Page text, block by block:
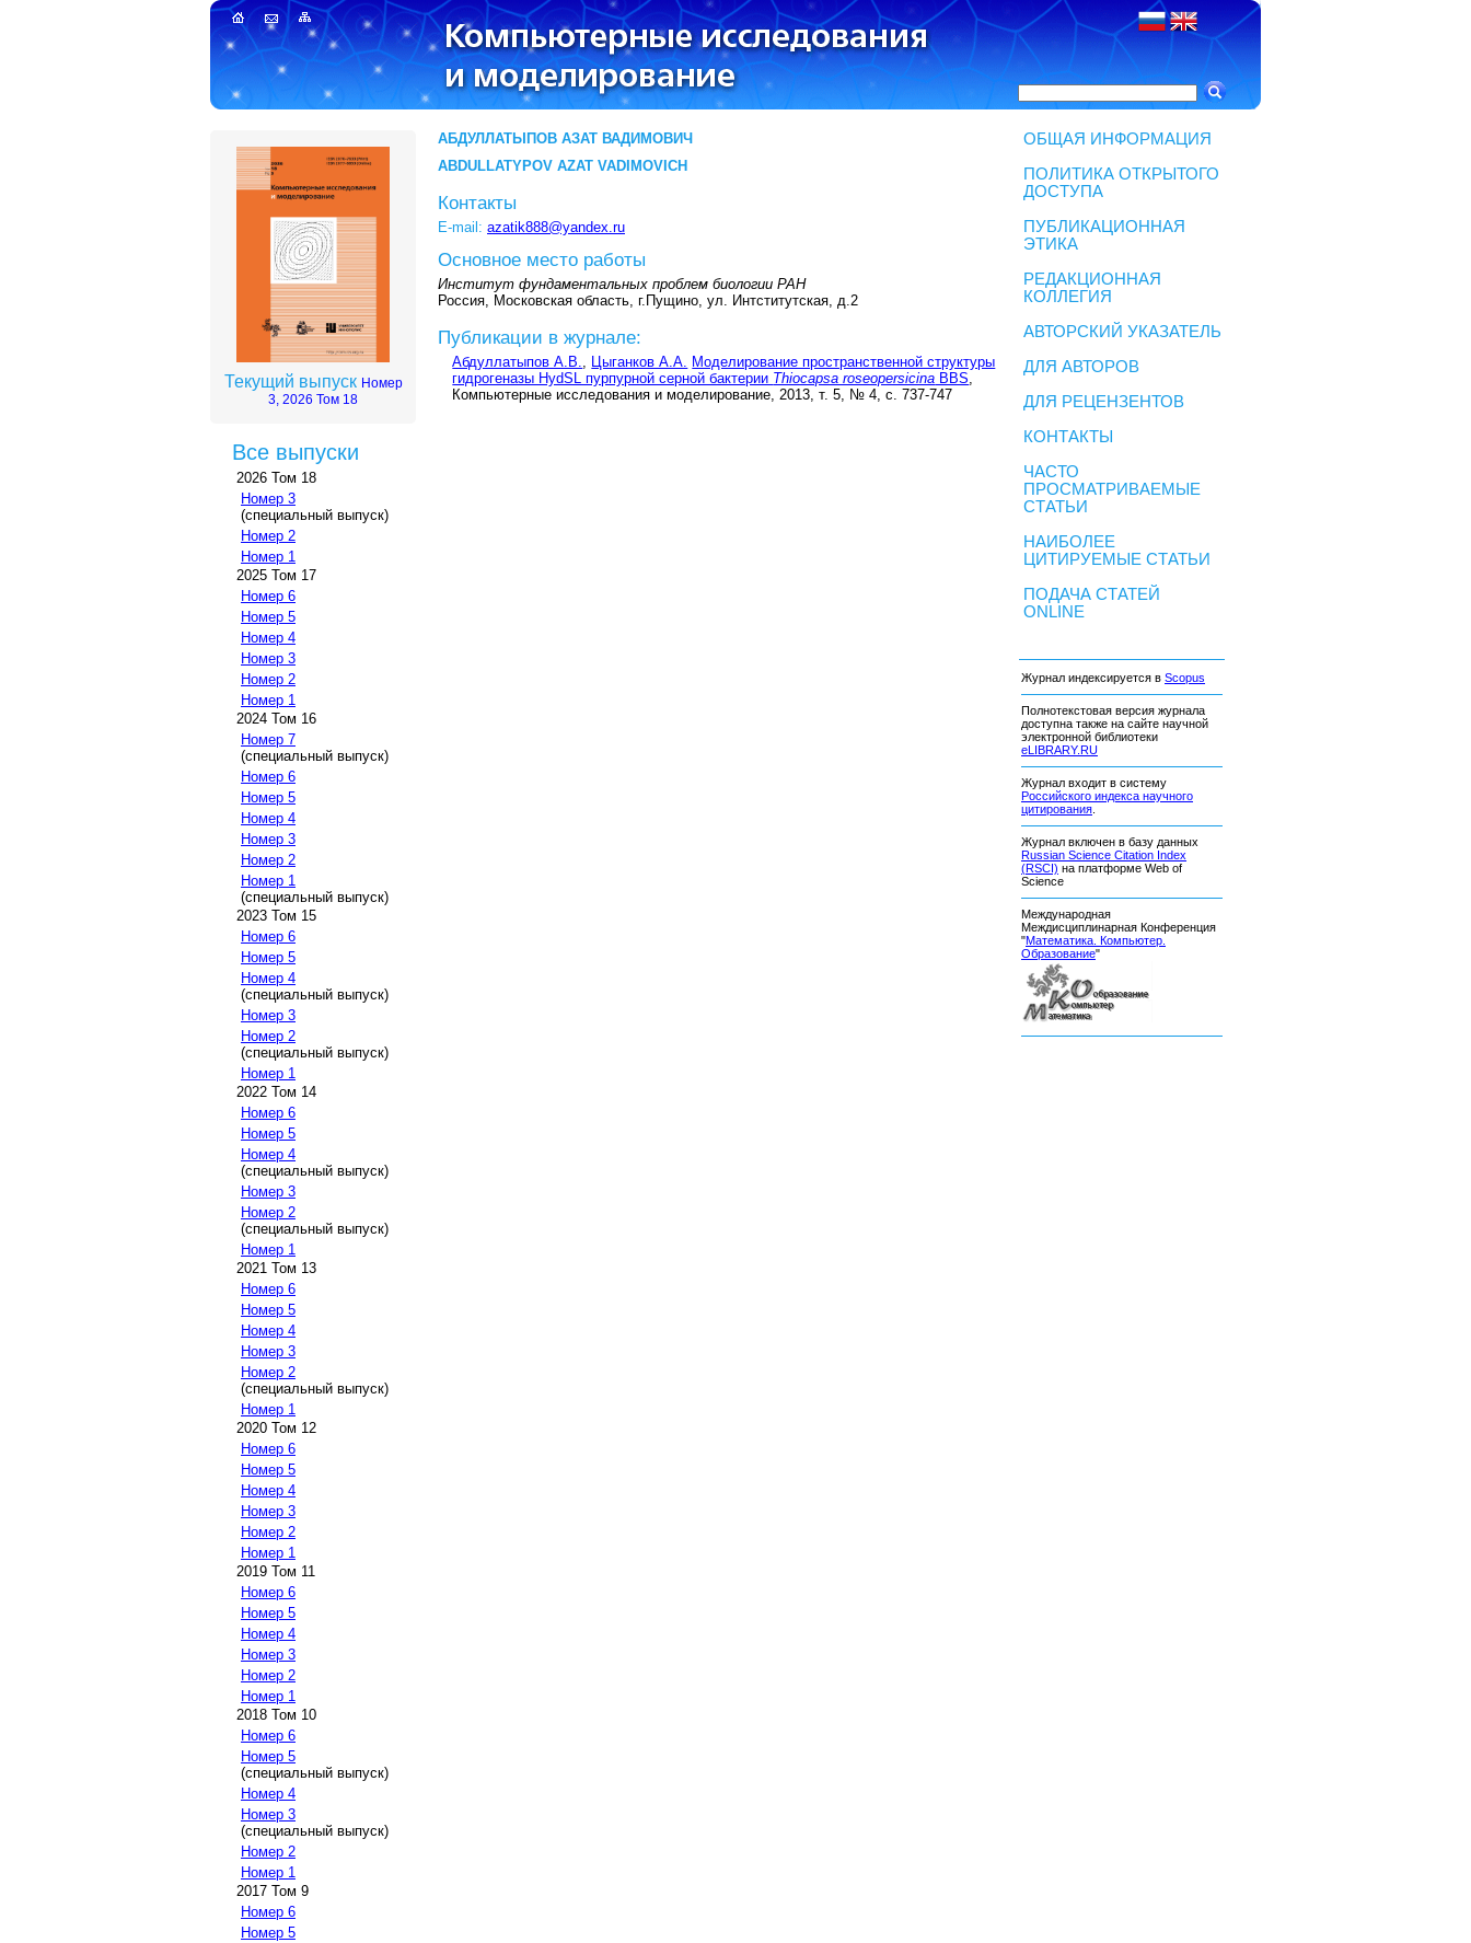
Текущий выпуск Номер
3, 2026 Том 18
Все выпуски
2026 Том 18
Номер 3
(специальный выпуск)
Номер 2
Номер 1
2025 Том 17
Номер 6
Номер 5
Номер 4
Номер 3
Номер 2
Номер 1
2024 Том 16
Номер 7
(специальный выпуск)
Номер 6
Номер 5
Номер 4
Номер 3
Номер 2
Номер 1
(специальный выпуск)
2023 Том 15
Номер 6
Номер 5
Номер 4
(специальный выпуск)
Номер 3
Номер 2
(специальный выпуск)
Номер 1
2022 Том 14
Номер 6
Номер 5
Номер 4
(специальный выпуск)
Номер 3
Номер 2
(специальный выпуск)
Номер 1
2021 Том 13
Номер 6
Номер 5
Номер 4
Номер 3
Номер 2
(специальный выпуск)
Номер 1
2020 Том 12
Номер 6
Номер 5
Номер 4
Номер 3
Номер 2
Номер 1
2019 Том 11
Номер 6
Номер 5
Номер 4
Номер 3
Номер 2
Номер 1
2018 Том 10
Номер 6
Номер 5
(специальный выпуск)
Номер 4
Номер 3
(специальный выпуск)
Номер 2
Номер 1
2017 Том 9
Номер 6
Номер 5
АБДУЛЛАТЫПОВ АЗАТ ВАДИМОВИЧ
ABDULLATYPOV AZAT VADIMOVICH
Контакты
E-mail: azatik888@yandex.ru
Основное место работы
Институт фундаментальных проблем биологии РАН
Россия, Московская область, г.Пущино, ул. Интститутская, д.2
Публикации в журнале:
Абдуллатыпов А.В., Цыганков А.А. Моделирование пространственной структуры
гидрогеназы HydSL пурпурной серной бактерии Thiocapsa roseopersicina BBS,
Компьютерные исследования и моделирование, 2013, т. 5, № 4, с. 737-747
ОБЩАЯ ИНФОРМАЦИЯ
ПОЛИТИКА ОТКРЫТОГО
ДОСТУПА
ПУБЛИКАЦИОННАЯ
ЭТИКА
РЕДАКЦИОННАЯ
КОЛЛЕГИЯ
АВТОРСКИЙ УКАЗАТЕЛЬ
ДЛЯ АВТОРОВ
ДЛЯ РЕЦЕНЗЕНТОВ
КОНТАКТЫ
ЧАСТО
ПРОСМАТРИВАЕМЫЕ
СТАТЬИ
НАИБОЛЕЕ
ЦИТИРУЕМЫЕ СТАТЬИ
ПОДАЧА СТАТЕЙ
ONLINE
Журнал индексируется в Scopus
Полнотекстовая версия журнала
доступна также на сайте научной
электронной библиотеки
eLIBRARY.RU
Журнал входит в систему
Российского индекса научного
цитирования
Журнал включен в базу данных
Russian Science Citation Index
(RSCI) на платформе Web of
Science
Международная
Междисциплинарная Конференция
"Математика. Компьютер.
Образование"